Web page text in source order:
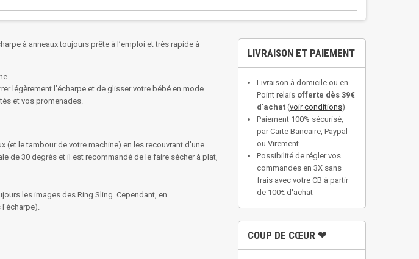
à anneaux toujours prête à l’emploi et très rapide à
légèrement l’écharpe et de glisser votre bébé en mode
et vos promenades.
(et le tambour de votre machine) en les recouvrant d'une
de 30 degrés et il est recommandé de le faire sécher à plat,
les images des Ring Sling. Cependant, en
l'écharpe).
LIVRAISON ET PAIEMENT
Livraison à domicile ou en
Point relais offerte dès 39€
d'achat (voir conditions)
Paiement 100% sécurisé,
par Carte Bancaire, Paypal
ou Virement
Possibilité de régler vos
commandes en 3X sans
frais avec votre CB à partir
de 100€ d'achat
COUP DE CŒUR ❤